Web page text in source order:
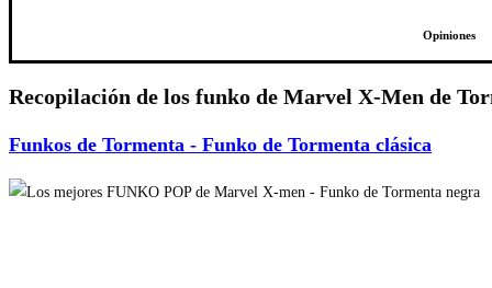
Opiniones
Recopilación de los funko de Marvel X-Men de
Funkos de Tormenta - Funko de Tormenta clásica